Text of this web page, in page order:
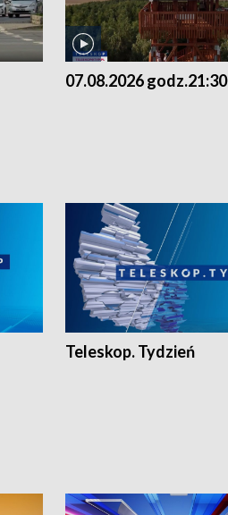
07.08.2026 godz.21:30
Teleskop. Tydzień